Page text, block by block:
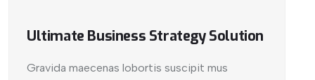
Ultimate Business Strategy Solution
Gravida maecenas lobortis suscipit mus